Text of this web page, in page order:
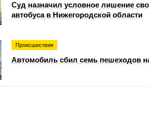
Суд назначил условное лишение
автобуса в Нижегородской области
Происшествия
Автомобиль сбил семь пешеходов